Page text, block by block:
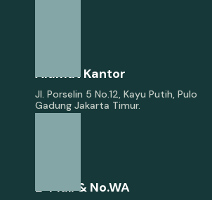
Alamat Kantor
Jl. Porselin 5 No.12, Kayu Putih, Pulo
Gadung Jakarta Timur.
E-Mail & No.WA